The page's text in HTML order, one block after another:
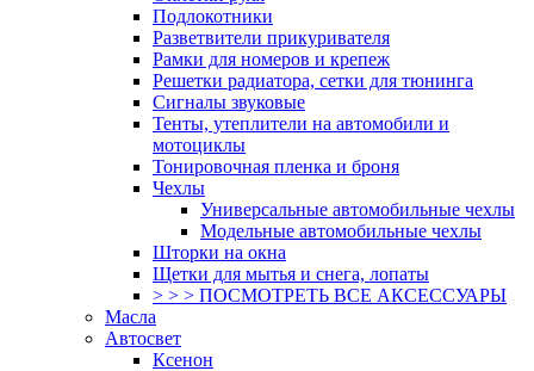
Подлокотники
Разветвители прикуривателя
Рамки для номеров и крепеж
Решетки радиатора, сетки для тюнинга
Сигналы звуковые
Тенты, утеплители на автомобили и
мотоциклы
Тонировочная пленка и броня
Чехлы
Универсальные автомобильные чехлы
Модельные автомобильные чехлы
Шторки на окна
Щетки для мытья и снега, лопаты
> > > ПОСМОТРЕТЬ ВСЕ АКСЕССУАРЫ
Масла
Автосвет
Ксенон